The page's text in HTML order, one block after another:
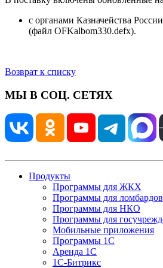
с органами Казначейства
(файл OFKalbom330.defx).
Возврат к списку
МЫ В СОЦ. СЕТЯХ
Продукты
Программы для ЖКХ
Программы для ломбардов
Программы для НКО
Программы для
Мобильные приложения
Программы 1С
Аренда 1С
1С-Битрикс